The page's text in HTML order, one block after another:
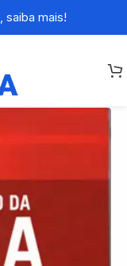
saiba mais!